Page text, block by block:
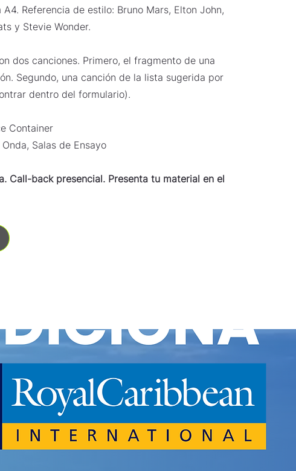
Referencia de estilo: Bruno Mars, Elton John,
y Stevie Wonder.
dos canciones. Primero, el fragmento de una
Segundo, una canción de la lista sugerida por
dentro del formulario).
Container
Salas de Ensayo
Call-back presencial. Presenta tu material en el